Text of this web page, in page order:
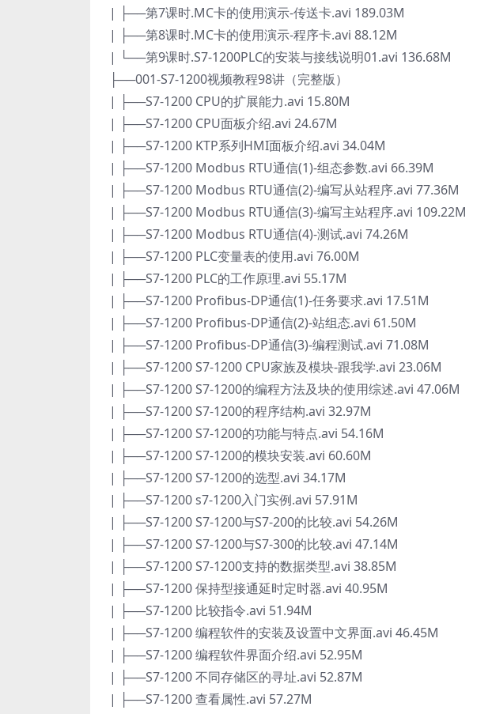
| ├──第7课时.MC卡的使用演示-传送卡.avi 189.03M
| ├──第8课时.MC卡的使用演示-程序卡.avi 88.12M
| └──第9课时.S7-1200PLC的安装与接线说明01.avi 136.68M
├──001-S7-1200视频教程98讲（完整版）
| ├──S7-1200 CPU的扩展能力.avi 15.80M
| ├──S7-1200 CPU面板介绍.avi 24.67M
| ├──S7-1200 KTP系列HMI面板介绍.avi 34.04M
| ├──S7-1200 Modbus RTU通信(1)-组态参数.avi 66.39M
| ├──S7-1200 Modbus RTU通信(2)-编写从站程序.avi 77.36M
| ├──S7-1200 Modbus RTU通信(3)-编写主站程序.avi 109.22M
| ├──S7-1200 Modbus RTU通信(4)-测试.avi 74.26M
| ├──S7-1200 PLC变量表的使用.avi 76.00M
| ├──S7-1200 PLC的工作原理.avi 55.17M
| ├──S7-1200 Profibus-DP通信(1)-任务要求.avi 17.51M
| ├──S7-1200 Profibus-DP通信(2)-站组态.avi 61.50M
| ├──S7-1200 Profibus-DP通信(3)-编程测试.avi 71.08M
| ├──S7-1200 S7-1200 CPU家族及模块-跟我学.avi 23.06M
| ├──S7-1200 S7-1200的编程方法及块的使用综述.avi 47.06M
| ├──S7-1200 S7-1200的程序结构.avi 32.97M
| ├──S7-1200 S7-1200的功能与特点.avi 54.16M
| ├──S7-1200 S7-1200的模块安装.avi 60.60M
| ├──S7-1200 S7-1200的选型.avi 34.17M
| ├──S7-1200 s7-1200入门实例.avi 57.91M
| ├──S7-1200 S7-1200与S7-200的比较.avi 54.26M
| ├──S7-1200 S7-1200与S7-300的比较.avi 47.14M
| ├──S7-1200 S7-1200支持的数据类型.avi 38.85M
| ├──S7-1200 保持型接通延时定时器.avi 40.95M
| ├──S7-1200 比较指令.avi 51.94M
| ├──S7-1200 编程软件的安装及设置中文界面.avi 46.45M
| ├──S7-1200 编程软件界面介绍.avi 52.95M
| ├──S7-1200 不同存储区的寻址.avi 52.87M
| ├──S7-1200 查看属性.avi 57.27M